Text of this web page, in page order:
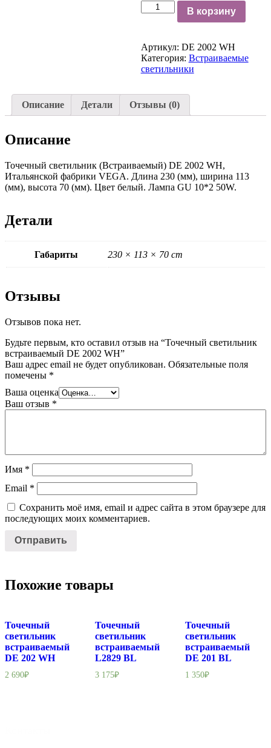
Количество
Точечный
DE
2002
WH
В корзину
Артикул: DE 2002 WH
Категория: Встраиваемые
светильники
Описание Детали Отзывы (0)
Описание
Точечный светильник (Встраиваемый) DE 2002 WH,
Итальянской фабрики VEGA. Длина 230 (мм), ширина 113
(мм), высота 70 (мм). Цвет белый. Лампа GU 10*2 50W.
Детали
Габариты 230 × 113 × 70 cm
Отзывы
Отзывов пока нет.
Будьте первым, кто оставил отзыв на “Точечный светильник
встраиваемый DE 2002 WH”
Ваш адрес email не будет опубликован. Обязательные поля
помечены *
Ваша оценка
Ваш отзыв *
Имя *
Email *
Сохранить моё имя, email и адрес сайта в этом браузере для
последующих моих комментариев.
Похожие товары
Точечный
светильник
встраиваемый
DE 202 WH
2 690₽
Точечный
светильник
встраиваемый
L2829 BL
3 175₽
Точечный
светильник
встраиваемый
DE 201 BL
1 350₽